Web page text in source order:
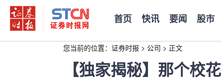
首页 快讯 要闻 股市
您当前的位置： 证券时报 > 公司 > 正文
【独家揭秘】那个校